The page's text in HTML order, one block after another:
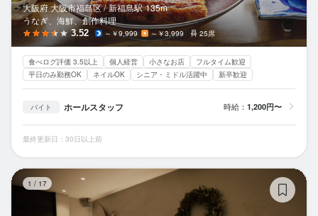
大阪府 大阪市福島区 / 新福島駅 135m
うなぎ、海鮮、創作料理
3.52 ～￥9,999 ～￥3,999 25席
食べログ評価 3.5以上 個人経営 小さなお店
フルタイム歓迎
平日のみ勤務OK
ネイルOK シニア・ミドル活躍中 新卒歓迎
バイト ホールスタッフ 時給： 1,200円〜
最終更新日：30日以上前
1 / 17